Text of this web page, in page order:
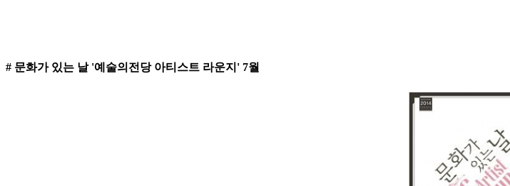
# 문화가 있는 날 '예술의전당 아티스트 라운지' 7월